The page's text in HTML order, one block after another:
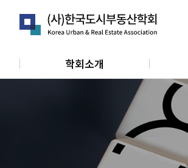
학회소개
조직 및 임원